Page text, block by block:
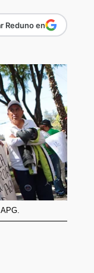
Reduno en